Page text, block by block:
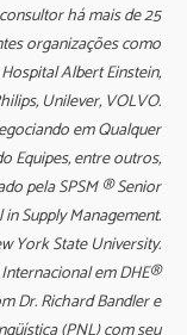
há mais de 25
organizações como
Albert Einstein,
Unilever, VOLVO.
em Qualquer
Equipes, entre outros,
pela SPSM ® Senior
Supply Management.
York State University.
em DHE®
Dr. Richard Bandler e